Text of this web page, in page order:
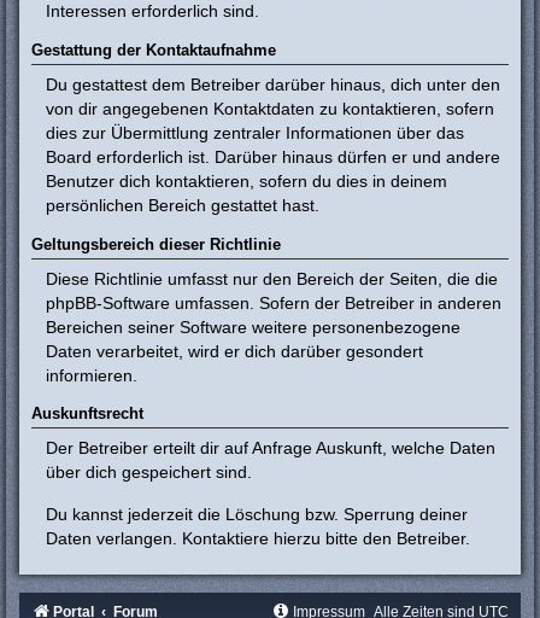
Interessen erforderlich sind.
Gestattung der Kontaktaufnahme
Du gestattest dem Betreiber darüber hinaus, dich unter den
von dir angegebenen Kontaktdaten zu kontaktieren, sofern
dies zur Übermittlung zentraler Informationen über das
Board erforderlich ist. Darüber hinaus dürfen er und andere
Benutzer dich kontaktieren, sofern du dies in deinem
persönlichen Bereich gestattet hast.
Geltungsbereich dieser Richtlinie
Diese Richtlinie umfasst nur den Bereich der Seiten, die die
phpBB-Software umfassen. Sofern der Betreiber in anderen
Bereichen seiner Software weitere personenbezogene
Daten verarbeitet, wird er dich darüber gesondert
informieren.
Auskunftsrecht
Der Betreiber erteilt dir auf Anfrage Auskunft, welche Daten
über dich gespeichert sind.
Du kannst jederzeit die Löschung bzw. Sperrung deiner
Daten verlangen. Kontaktiere hierzu bitte den Betreiber.
Portal Forum Alle Zeiten sind UTC
Impressum